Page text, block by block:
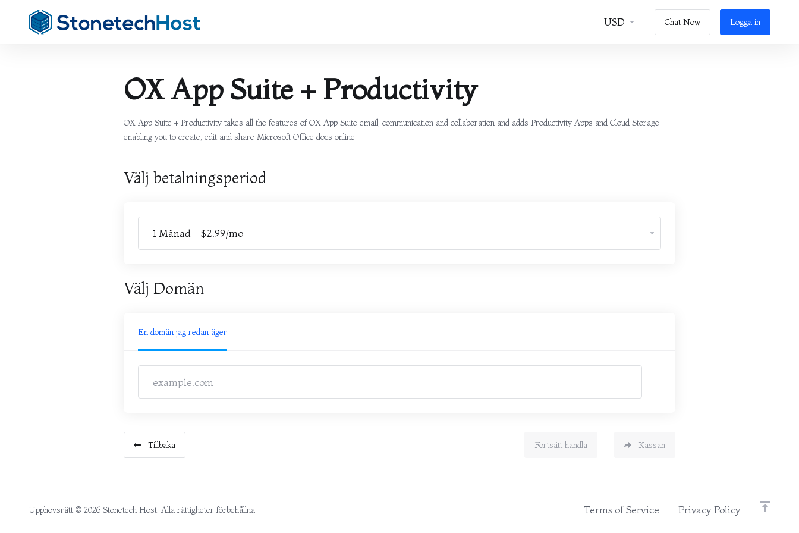
USD Chat Now Logga in
OX App Suite + Productivity
OX App Suite + Productivity takes all the features of OX App Suite email, communication and collaboration and adds Productivity Apps and Cloud Storage
enabling you to create, edit and share Microsoft Office docs online.
Välj betalningsperiod
Välj Domän
En domän jag redan äger
Tillbaka Fortsätt handla Kassan
Upphovsrätt © 2026 Stonetech Host. Alla rättigheter förbehållna. Terms of Service Privacy Policy